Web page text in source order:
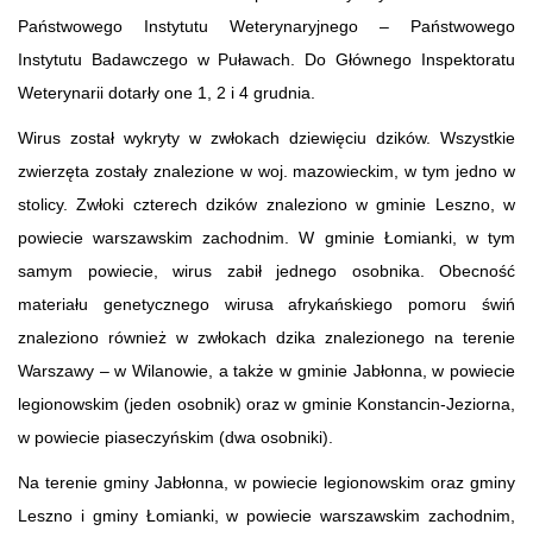
Państwowego Instytutu Weterynaryjnego – Państwowego
Instytutu Badawczego w Puławach. Do Głównego Inspektoratu
Weterynarii dotarły one 1, 2 i 4 grudnia.
Wirus został wykryty w zwłokach dziewięciu dzików. Wszystkie
zwierzęta zostały znalezione w woj. mazowieckim, w tym jedno w
stolicy. Zwłoki czterech dzików znaleziono w gminie Leszno, w
powiecie warszawskim zachodnim. W gminie Łomianki, w tym
samym powiecie, wirus zabił jednego osobnika. Obecność
materiału genetycznego wirusa afrykańskiego pomoru świń
znaleziono również w zwłokach dzika znalezionego na terenie
Warszawy – w Wilanowie, a także w gminie Jabłonna, w powiecie
legionowskim (jeden osobnik) oraz w gminie Konstancin-Jeziorna,
w powiecie piaseczyńskim (dwa osobniki).
Na terenie gminy Jabłonna, w powiecie legionowskim oraz gminy
Leszno i gminy Łomianki, w powiecie warszawskim zachodnim,